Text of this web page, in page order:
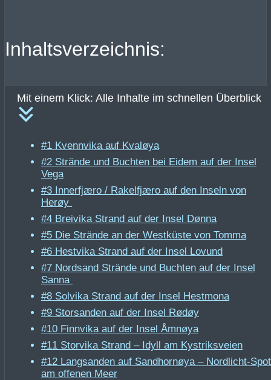
Inhaltsverzeichnis:
Mit einem Klick: Alle Inhalte im schnellen Überblick
#1 Kvennvika auf Kvaløya
#2 Strände und Buchten bei Eidem auf der Insel
Vega
#3 Innerfjæro / Rakelfjæro auf den Inseln von
Herøy
#4 Breivika Strand auf der Insel Dønna
#5 Die Strände an der Westküste von Tomma
#6 Hestvika Strand auf der Insel Lovund
#7 Nordsand Strände und Buchten auf der Insel
Sanna
#8 Solvika Strand auf der Insel Hestmona
#9 Storsanden auf der Insel Rødøy
#10 Finnvika auf der Insel Åmnøya
#11 Storvika Strand – Idyll am Kystriksveien
#12 Langsanden auf Sandhornøya – Nordlicht-Spot
am offenen Meer